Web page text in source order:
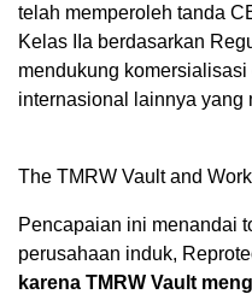
telah memperoleh tanda
Kelas IIa berdasarkan
mendukung
internasional lainnya yang
The TMRW Vault and
Pencapaian ini menandai
perusahaan induk,
karena TMRW Vault